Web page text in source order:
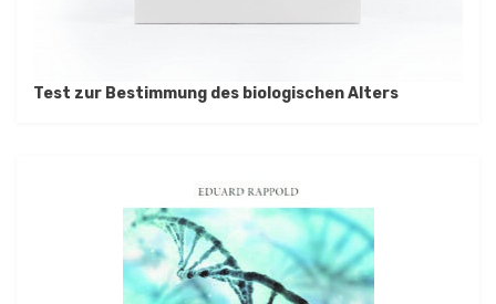
Test zur Bestimmung des biologischen Alters